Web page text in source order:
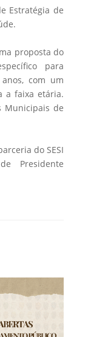
Estratégia de
proposta do
para
com um
a faixa etária.
Municipais de
do SESI
Presidente